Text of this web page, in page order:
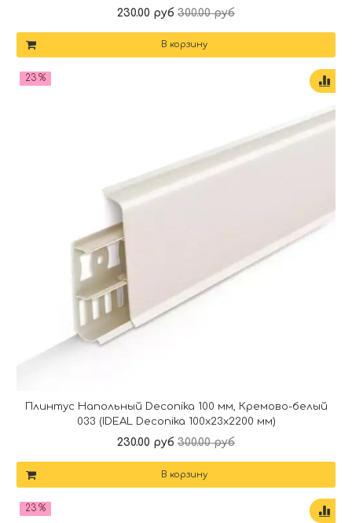
230.00 руб 300.00 руб
В корзину
23 %
Плинтус Напольный Deconika 100 мм, Кремово-белый
033 (IDEAL Deconika 100х23х2200 мм)
230.00 руб 300.00 руб
В корзину
23 %